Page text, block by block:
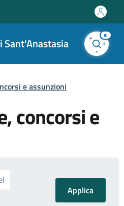
Sant'Anastasia
AI
e assunzioni
concorsi e